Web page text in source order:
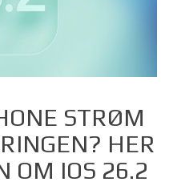
STRØM
HER
OM IOS 26.2